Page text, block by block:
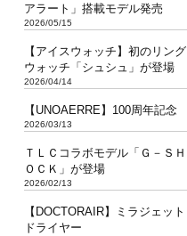
アラート」搭載モデル発売
2026/05/15
【アイスウォッチ】初のリング
ウォッチ「シュシュ」が登場
2026/04/14
【UNOAERRE】100周年記念
2026/03/13
ＴＬＣコラボモデル「Ｇ－ＳＨ
ＯＣＫ」が登場
2026/02/13
【DOCTORAIR】ミラジェット
ドライヤー